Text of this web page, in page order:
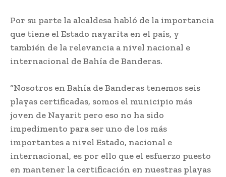
Por su parte la alcaldesa habló de la importancia
que tiene el Estado nayarita en el país, y
también de la relevancia a nivel nacional e
internacional de Bahía de Banderas.
“Nosotros en Bahía de Banderas tenemos seis
playas certificadas, somos el municipio más
joven de Nayarit pero eso no ha sido
impedimento para ser uno de los más
importantes a nivel Estado, nacional e
internacional, es por ello que el esfuerzo puesto
en mantener la certificación en nuestras playas